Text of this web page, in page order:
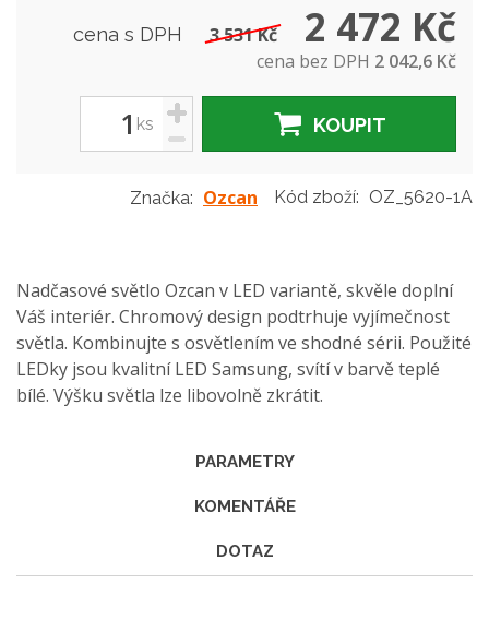
cena s DPH 3 531 Kč 2 472 Kč
cena bez DPH 2 042,6 Kč
ks
+
-
KOUPIT
Značka: Ozcan Kód zboží: OZ_5620-1A
Nadčasové světlo Ozcan v LED variantě, skvěle doplní
Váš interiér. Chromový design podtrhuje vyjímečnost
světla. Kombinujte s osvětlením ve shodné sérii. Použité
LEDky jsou kvalitní LED Samsung, svítí v barvě teplé
bílé. Výšku světla lze libovolně zkrátit.
PARAMETRY
KOMENTÁŘE
DOTAZ